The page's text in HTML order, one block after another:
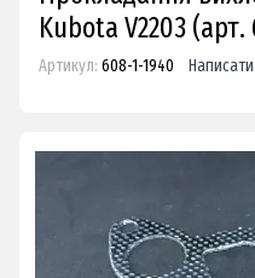
Kubota V2203 (арт.
Артикул: 608-1-1940 Написати